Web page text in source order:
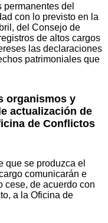
del
con lo previsto en la
del Consejo de
de altos cargos
las declaraciones
patrimoniales que
organismos y
actualización de
de Conflictos
que se produzca el
comunicarán e
cese, de acuerdo con
a la Oficina de